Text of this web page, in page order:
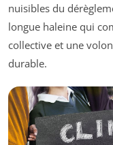
nuisibles du
longue haleine qui
collective et une
durable.